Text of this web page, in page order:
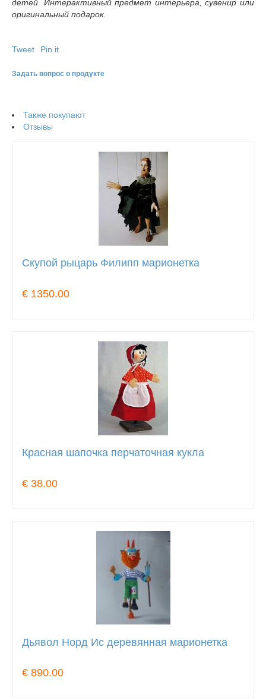
детей. Интерактивный предмет интерьера, сувенир или
оригинальный подарок.
Tweet Pin it
Задать вопрос о продукте
Также покупают
Отзывы
Скупой рыцарь Филипп марионетка
€ 1350.00
Красная шапочка перчаточная кукла
€ 38.00
Дьявол Норд Ис деревянная марионетка
€ 890.00